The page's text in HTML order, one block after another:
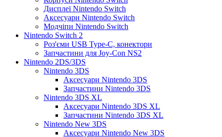
Дисплеї Nintendo Switch
Аксесуари Nintendo Switch
Модчіпи Nintendo Switch
Nintendo Switch 2
Роз'єми USB Type-C, конектори
Запчастини для Joy-Con NS2
Nintendo 2DS/3DS
Nintendo 3DS
Аксесуари Nintendo 3DS
Запчастини Nintendo 3DS
Nintendo 3DS XL
Аксесуари Nintendo 3DS XL
Запчастини Nintendo 3DS XL
Nintendo New 3DS
Аксесуари Nintendo New 3DS